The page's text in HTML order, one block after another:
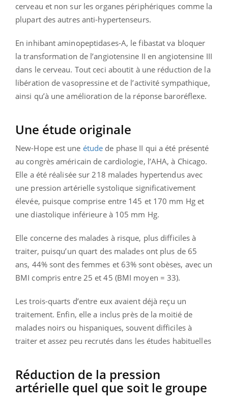
cerveau et non sur les organes périphériques comme la
plupart des autres anti-hypertenseurs.
En inhibant aminopeptidases-A, le fibastat va bloquer
la transformation de l’angiotensine II en angiotensine III
dans le cerveau. Tout ceci aboutit à une réduction de la
libération de vasopressine et de l’activité sympathique,
ainsi qu’à une amélioration de la réponse baroréflexe.
Une étude originale
New-Hope est une étude de phase II qui a été présenté
au congrès américain de cardiologie, l’AHA, à Chicago.
Elle a été réalisée sur 218 malades hypertendus avec
une pression artérielle systolique significativement
élevée, puisque comprise entre 145 et 170 mm Hg et
une diastolique inférieure à 105 mm Hg.
Elle concerne des malades à risque, plus difficiles à
traiter, puisqu’un quart des malades ont plus de 65
ans, 44% sont des femmes et 63% sont obèses, avec un
BMI compris entre 25 et 45 (BMI moyen = 33).
Les trois-quarts d’entre eux avaient déjà reçu un
traitement. Enfin, elle a inclus près de la moitié de
malades noirs ou hispaniques, souvent difficiles à
traiter et assez peu recrutés dans les études habituelles
Réduction de la pression
artérielle quel que soit le groupe